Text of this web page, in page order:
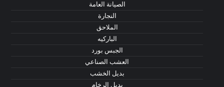
الصيانة العامة
النجارة
الملاحق
الباركيه
الجبس بورد
العشب الصناعي
بديل الخشب
بديل الرخام